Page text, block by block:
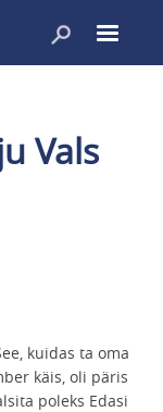
Vals
kuidas ta oma
käis, oli päris
poleks Edasi